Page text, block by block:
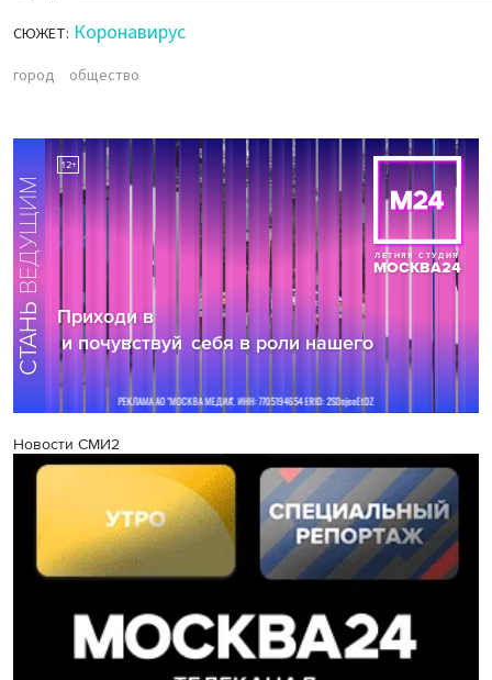
СЮЖЕТ: Коронавирус
город общество
Новости СМИ2